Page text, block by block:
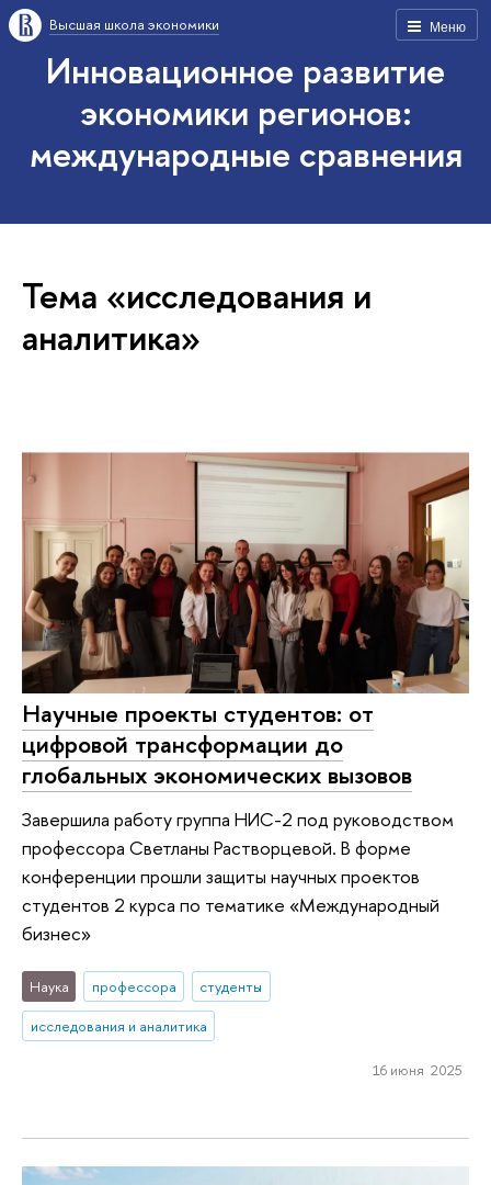
Меню
Высшая школа экономики
Инновационное развитие
экономики регионов:
международные сравнения
Тема «исследования и
аналитика»
Научные проекты студентов: от
цифровой трансформации до
глобальных экономических вызовов
Завершила работу группа НИС-2 под руководством
профессора Светланы Растворцевой. В форме
конференции прошли защиты научных проектов
студентов 2 курса по тематике «Международный
бизнес»
Наука профессора
студенты
исследования и аналитика
16 июня 2025